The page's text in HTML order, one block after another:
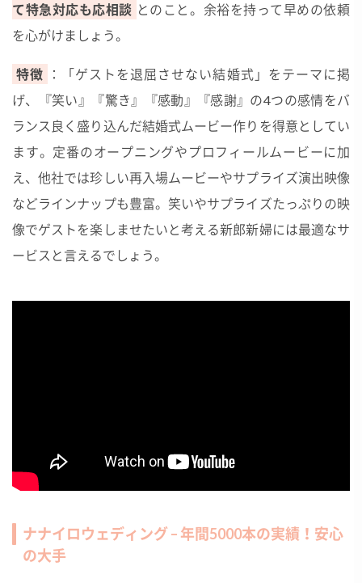
て特急対応も応相談 とのこと。余裕を持って早めの依頼
を心がけましょう。
特徴
：「ゲストを退屈させない結婚式」をテーマに掲
げ、『笑い』『驚き』『感動』『感謝』の4つの感情をバ
ランス良く盛り込んだ結婚式ムービー作りを得意としてい
ます。定番のオープニングやプロフィールムービーに加
え、他社では珍しい再入場ムービーやサプライズ演出映像
などラインナップも豊富。笑いやサプライズたっぷりの映
像でゲストを楽しませたいと考える新郎新婦には最適なサ
ービスと言えるでしょう。
ナナイロウェディング – 年間5000本の実績！安心
の大手